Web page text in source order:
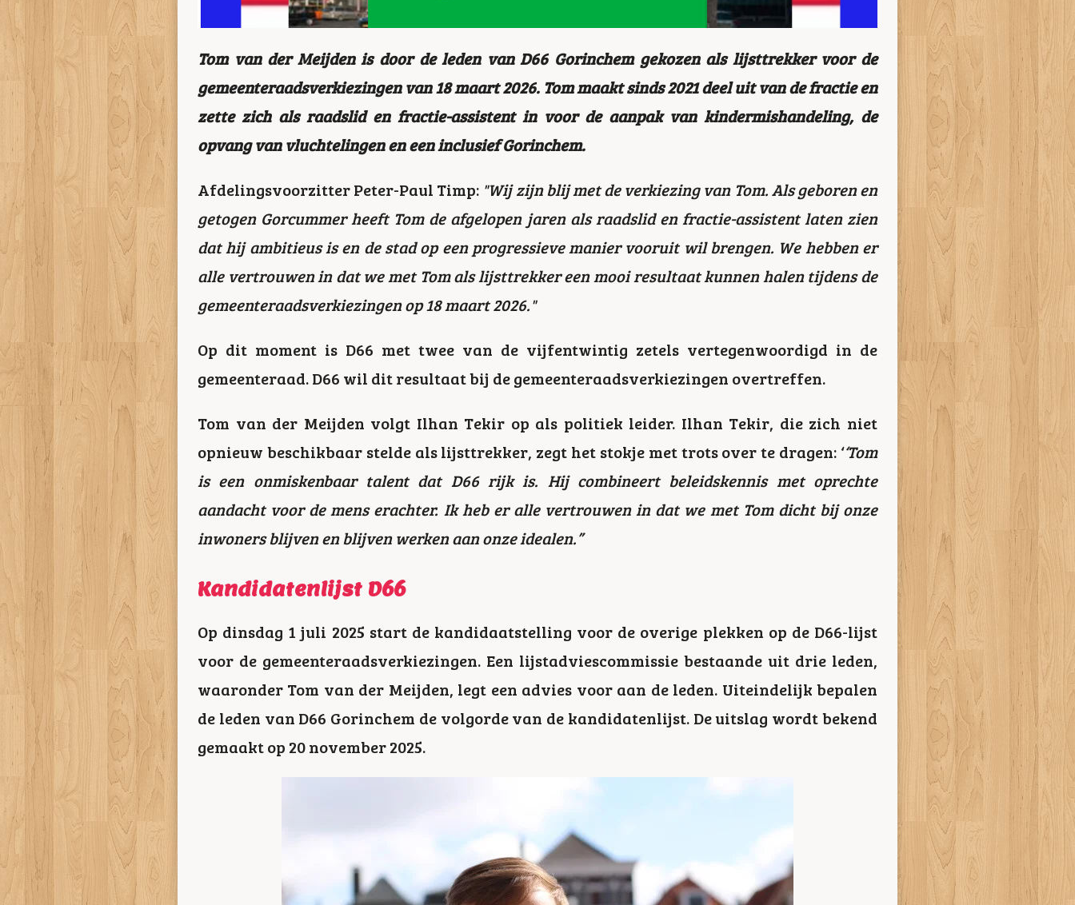
Tom van der Meijden is door de leden van D66 Gorinchem gekozen als lijsttrekker voor de
gemeenteraadsverkiezingen van 18 maart 2026. Tom maakt sinds 2021 deel uit van de fractie en
zette zich als raadslid en fractie-assistent in voor de aanpak van kindermishandeling, de
opvang van vluchtelingen en een inclusief Gorinchem.
Afdelingsvoorzitter Peter-Paul Timp: "Wij zijn blij met de verkiezing van Tom. Als geboren en
getogen Gorcummer heeft Tom de afgelopen jaren als raadslid en fractie-assistent laten zien
dat hij ambitieus is en de stad op een progressieve manier vooruit wil brengen. We hebben er
alle vertrouwen in dat we met Tom als lijsttrekker een mooi resultaat kunnen halen tijdens de
gemeenteraadsverkiezingen op 18 maart 2026."
Op dit moment is D66 met twee van de vijfentwintig zetels vertegenwoordigd in de
gemeenteraad. D66 wil dit resultaat bij de gemeenteraadsverkiezingen overtreffen.
Tom van der Meijden volgt Ilhan Tekir op als politiek leider. Ilhan Tekir, die zich niet
opnieuw beschikbaar stelde als lijsttrekker, zegt het stokje met trots over te dragen: ‘‘Tom
is een onmiskenbaar talent dat D66 rijk is. Hij combineert beleidskennis met oprechte
aandacht voor de mens erachter. Ik heb er alle vertrouwen in dat we met Tom dicht bij onze
inwoners blijven en blijven werken aan onze idealen.”
Kandidatenlijst D66
Op dinsdag 1 juli 2025 start de kandidaatstelling voor de overige plekken op de D66-lijst
voor de gemeenteraadsverkiezingen. Een lijstadviescommissie bestaande uit drie leden,
waaronder Tom van der Meijden, legt een advies voor aan de leden. Uiteindelijk bepalen
de leden van D66 Gorinchem de volgorde van de kandidatenlijst. De uitslag wordt bekend
gemaakt op 20 november 2025.